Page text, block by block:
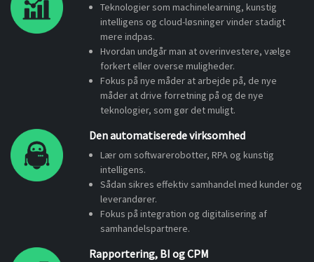
Teknologier som machinelearning, kunstig
intelligens og cloud-løsninger vinder stadigt
mere indpas.
Hvordan undgår man at overinvestere, vælge
forkert eller overse muligheder.
Fokus på nye måder at arbejde på, de nye
måder at drive forretning på og de nye
teknologier, som gør det muligt.
Den automatiserede virksomhed
Lær om softwarerobotter, RPA og kunstig
intelligens.
Sådan sikres effektiv samhandel med kunder og
leverandører.
Fokus på integration og digitalisering af
samhandelspartnere.
Rapportering, BI og CPM